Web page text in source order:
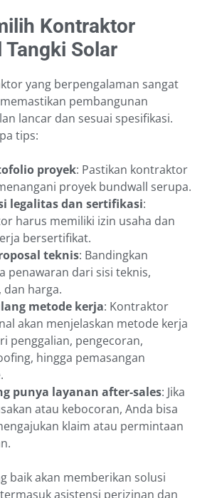
Kontraktor
Tangki Solar
yang berpengalaman sangat
pembangunan
lancar dan sesuai spesifikasi.
tips:
proyek: Pastikan kontraktor
proyek bundwall serupa.
legalitas dan sertifikasi:
harus memiliki izin usaha dan
bersertifikat.
teknis: Bandingkan
penawaran dari sisi teknis,
dan harga.
metode kerja: Kontraktor
akan menjelaskan metode kerja
penggalian, pengecoran,
hingga pemasangan
punya layanan after-sales: Jika
atau kebocoran, Anda bisa
klaim atau permintaan
baik akan memberikan solusi
asistensi perizinan dan